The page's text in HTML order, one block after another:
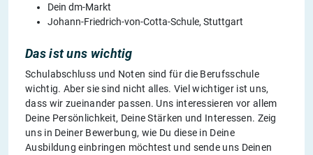
Dein dm-Markt
Johann-Friedrich-von-Cotta-Schule, Stuttgart
Das ist uns wichtig
Schulabschluss und Noten sind für die Berufsschule
wichtig. Aber sie sind nicht alles. Viel wichtiger ist uns,
dass wir zueinander passen. Uns interessieren vor allem
Deine Persönlichkeit, Deine Stärken und Interessen. Zeig
uns in Deiner Bewerbung, wie Du diese in Deine
Ausbildung einbringen möchtest und sende uns Deinen